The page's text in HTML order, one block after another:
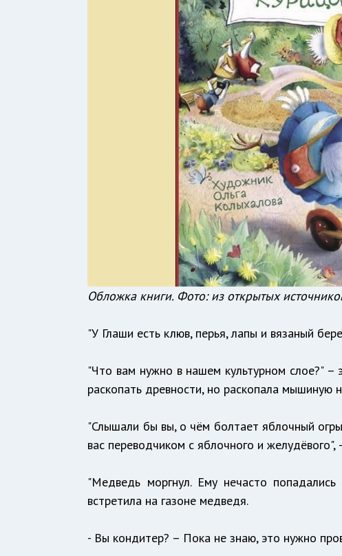
Обложка книги. Фото: из открытых
"У Глаши есть клюв, перья, лапы и вязаный
"Что вам нужно в нашем культурном слое?" –
раскопать древности, но раскопала
"Слышали бы вы, о чём болтает яблочный
вас переводчиком с яблочного и
"Медведь моргнул. Ему нечасто
встретила на газоне медведя.
- Вы кондитер? – Пока не знаю, это нужно